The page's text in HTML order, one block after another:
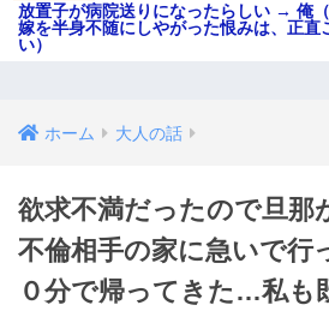
放置子が病院送りになったらしい → 俺
嫁を半身不随にしやがった恨みは、正直
い）
ホーム 大人の話
欲求不満だったので旦那
不倫相手の家に急いで行
０分で帰ってきた…私も